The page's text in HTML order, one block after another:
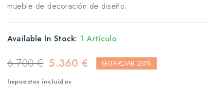
mueble de decoración de diseño.
Available In Stock: 1 Artículo
6.700 € 5.360 € GUARDAR 20%
Impuestos incluidos